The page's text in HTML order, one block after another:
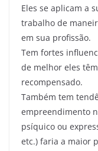
Eles se aplicam a
trabalho de
em sua profissão.
Tem fortes
de melhor eles
recompensado.
Também tem
empreendimento
psíquico ou
etc.) faria a maior